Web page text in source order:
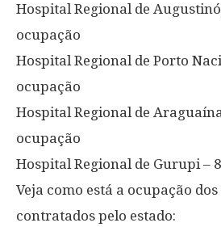
Hospital Regional de
ocupação
Hospital Regional de Porto
ocupação
Hospital Regional de
ocupação
Hospital Regional de Gurupi –
Veja como está a ocupação
contratados pelo estado: